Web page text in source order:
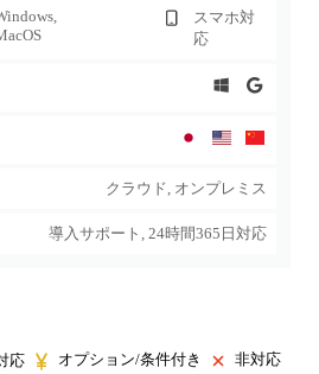
,
スマホ対
応
クラウド, オンプレミス
導入サポート, 24時間365日対応
応 オプション/条件付き 非対応